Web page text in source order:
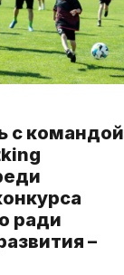
с командой
ради
–